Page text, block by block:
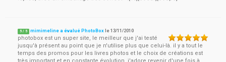
5 / 5 mimimeline a évalué PhotoBox le13/11/2010
photobox est un super site, le meilleur que j'ai testé
jusqu'à présent au point que je n'utilise plus que celui-là. il y a tout le
temps des promos pour les livres photos et le choix de créations est